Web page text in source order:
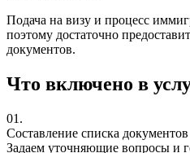
Подача на визу и процесс
поэтому достаточно
документов.
Что включено в
01.
Составление списка документов
Задаем уточняющие вопросы и